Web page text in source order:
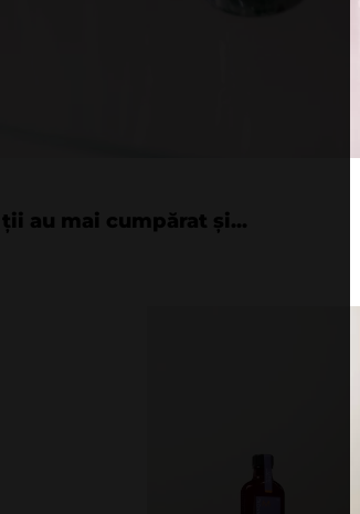
au mai cumpărat și...